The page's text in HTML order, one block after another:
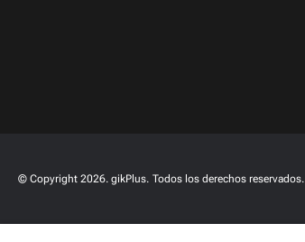
© Copyright 2026. gikPlus. Todos los derechos reservados.